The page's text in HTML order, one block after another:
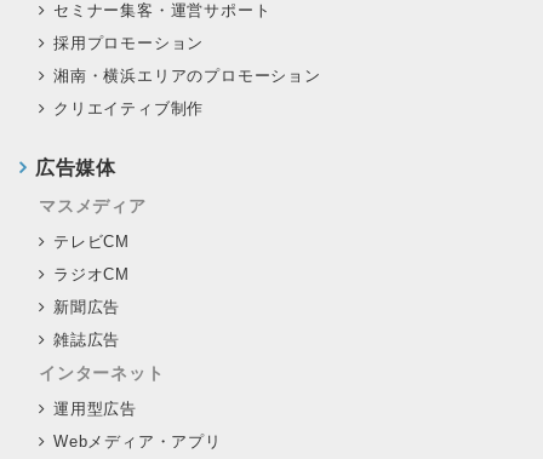
セミナー集客・運営サポート
採用プロモーション
湘南・横浜エリアのプロモーション
クリエイティブ制作
広告媒体
マスメディア
テレビCM
ラジオCM
新聞広告
雑誌広告
インターネット
運用型広告
Webメディア・アプリ